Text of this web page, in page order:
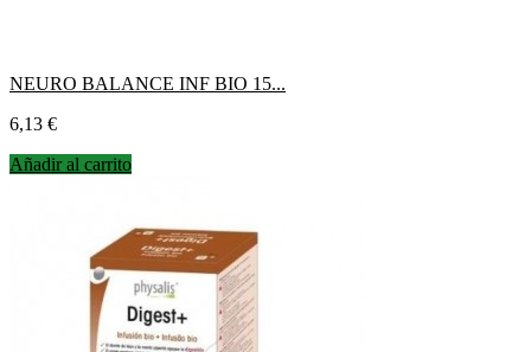
NEURO BALANCE INF BIO 15...
Precio
6,13 €
Añadir al carrito